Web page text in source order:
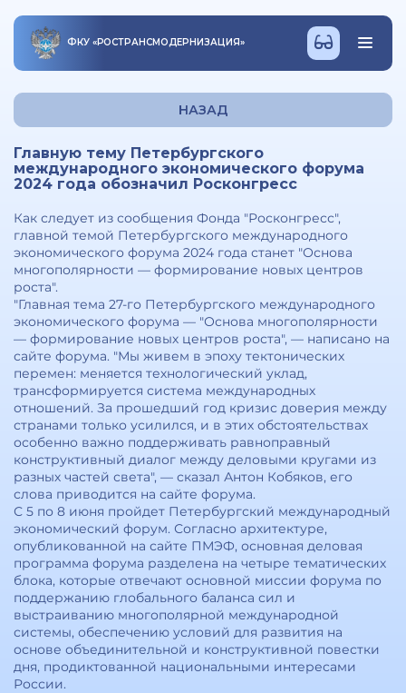
ФКУ «РОСТРАНСМОДЕРНИЗАЦИЯ»
НАЗАД
Главную тему Петербургского
международного экономического форума
2024 года обозначил Росконгресс
Как следует из сообщения Фонда "Росконгресс",
главной темой Петербургского международного
экономического форума 2024 года станет "Основа
многополярности — формирование новых центров
роста".
"Главная тема 27-го Петербургского международного
экономического форума — "Основа многополярности
— формирование новых центров роста", — написано на
сайте форума. "Мы живем в эпоху тектонических
перемен: меняется технологический уклад,
трансформируется система международных
отношений. За прошедший год кризис доверия между
странами только усилился, и в этих обстоятельствах
особенно важно поддерживать равноправный
конструктивный диалог между деловыми кругами из
разных частей света", — сказал Антон Кобяков, его
слова приводится на сайте форума.
С 5 по 8 июня пройдет Петербургский международный
экономический форум. Согласно архитектуре,
опубликованной на сайте ПМЭФ, основная деловая
программа форума разделена на четыре тематических
блока, которые отвечают основной миссии форума по
поддержанию глобального баланса сил и
выстраиванию многополярной международной
системы, обеспечению условий для развития на
основе объединительной и конструктивной повестки
дня, продиктованной национальными интересами
России.